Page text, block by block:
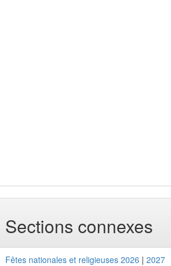
Sections connexes
Fêtes nationales et religieuses 2026 | 2027